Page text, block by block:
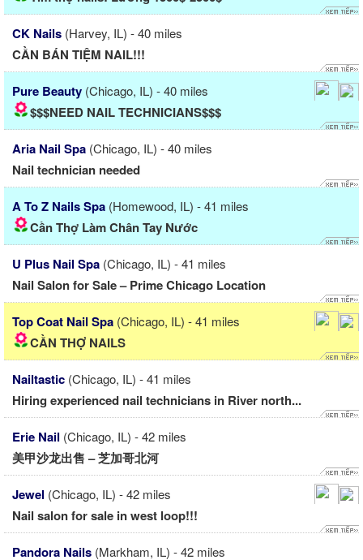
CK Nails (Harvey, IL) - 40 miles
CẦN BÁN TIỆM NAIL!!!
Pure Beauty (Chicago, IL) - 40 miles
$$$NEED NAIL TECHNICIANS$$$
Aria Nail Spa (Chicago, IL) - 40 miles
Nail technician needed
A To Z Nails Spa (Homewood, IL) - 41 miles
Cần Thợ Làm Chân Tay Nước
U Plus Nail Spa (Chicago, IL) - 41 miles
Nail Salon for Sale – Prime Chicago Location
Top Coat Nail Spa (Chicago, IL) - 41 miles
CẦN THỢ NAILS
Nailtastic (Chicago, IL) - 41 miles
Hiring experienced nail technicians in River north...
Erie Nail (Chicago, IL) - 42 miles
美甲沙龙出售 – 芝加哥北河
Jewel (Chicago, IL) - 42 miles
Nail salon for sale in west loop!!!
Pandora Nails (Markham, IL) - 42 miles